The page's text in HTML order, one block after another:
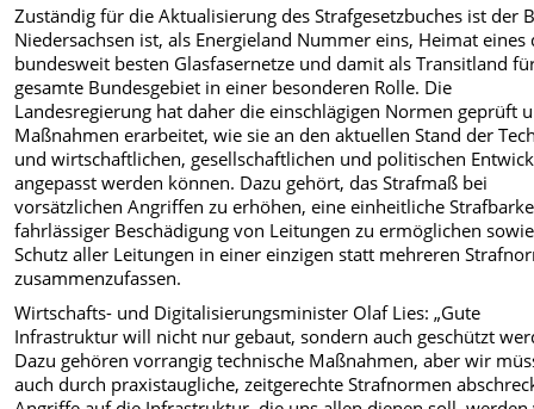
Zuständig für die Aktualisierung des Strafgesetzbuches ist der
Niedersachsen ist, als Energieland Nummer eins, Heimat eines
bundesweit besten Glasfasernetze und damit als Transitland
gesamte Bundesgebiet in einer besonderen Rolle. Die
Landesregierung hat daher die einschlägigen Normen geprüft
Maßnahmen erarbeitet, wie sie an den aktuellen Stand der
und wirtschaftlichen, gesellschaftlichen und politischen
angepasst werden können. Dazu gehört, das Strafmaß bei
vorsätzlichen Angriffen zu erhöhen, eine einheitliche
fahrlässiger Beschädigung von Leitungen zu ermöglichen
Schutz aller Leitungen in einer einzigen statt mehreren
zusammenzufassen.
Wirtschafts- und Digitalisierungsminister Olaf Lies: „Gute
Infrastruktur will nicht nur gebaut, sondern auch geschützt
Dazu gehören vorrangig technische Maßnahmen, aber wir
auch durch praxistaugliche, zeitgerechte Strafnormen